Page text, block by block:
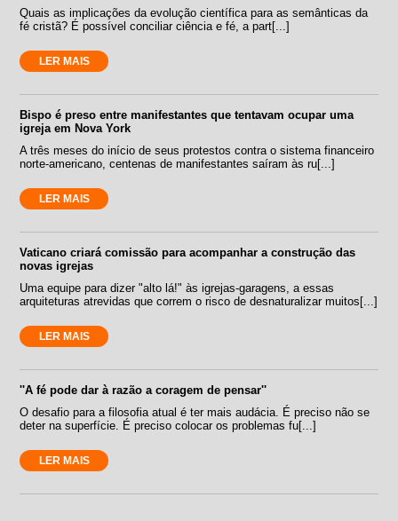
Quais as implicações da evolução científica para as semânticas da
fé cristã? É possível conciliar ciência e fé, a part[...]
LER MAIS
Bispo é preso entre manifestantes que tentavam ocupar uma
igreja em Nova York
A três meses do início de seus protestos contra o sistema financeiro
norte-americano, centenas de manifestantes saíram às ru[...]
LER MAIS
Vaticano criará comissão para acompanhar a construção das
novas igrejas
Uma equipe para dizer "alto lá!" às igrejas-garagens, a essas
arquiteturas atrevidas que correm o risco de desnaturalizar muitos[...]
LER MAIS
''A fé pode dar à razão a coragem de pensar''
O desafio para a filosofia atual é ter mais audácia. É preciso não se
deter na superfície. É preciso colocar os problemas fu[...]
LER MAIS